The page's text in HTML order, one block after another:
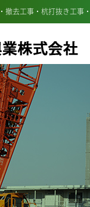
撤去工事・杭打抜き工